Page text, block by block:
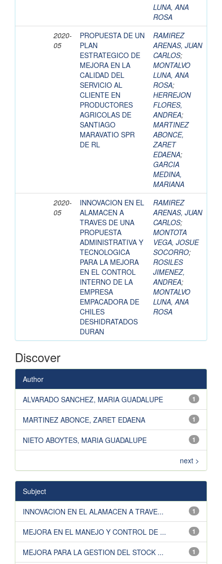
LUNA, ANA
ROSA
2020-
05
PROPUESTA DE UN
PLAN
ESTRATEGICO DE
MEJORA EN LA
CALIDAD DEL
SERVICIO AL
CLIENTE EN
PRODUCTORES
AGRICOLAS DE
SANTIAGO
MARAVATIO SPR
DE RL
RAMIREZ
ARENAS, JUAN
CARLOS;
MONTALVO
LUNA, ANA
ROSA;
HERREJON
FLORES,
ANDREA;
MARTINEZ
ABONCE,
ZARET
EDAENA;
GARCIA
MEDINA,
MARIANA
2020-
05
INNOVACION EN EL
ALAMACEN A
TRAVES DE UNA
PROPUESTA
ADMINISTRATIVA Y
TECNOLOGICA
PARA LA MEJORA
EN EL CONTROL
INTERNO DE LA
EMPRESA
EMPACADORA DE
CHILES
DESHIDRATADOS
DURAN
RAMIREZ
ARENAS, JUAN
CARLOS;
MONTOTA
VEGA, JOSUE
SOCORRO;
ROSILES
JIMENEZ,
ANDREA;
MONTALVO
LUNA, ANA
ROSA
Discover
Author
1
ALVARADO SANCHEZ, MARIA GUADALUPE
1
MARTINEZ ABONCE, ZARET EDAENA
1
NIETO ABOYTES, MARIA GUADALUPE
next >
Subject
1
INNOVACION EN EL ALAMACEN A TRAVE...
1
MEJORA EN EL MANEJO Y CONTROL DE ...
1
MEJORA PARA LA GESTION DEL STOCK ...